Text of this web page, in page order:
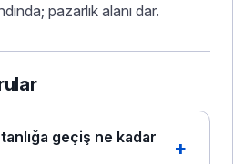
pazarlık alanı dar.
geçiş ne kadar